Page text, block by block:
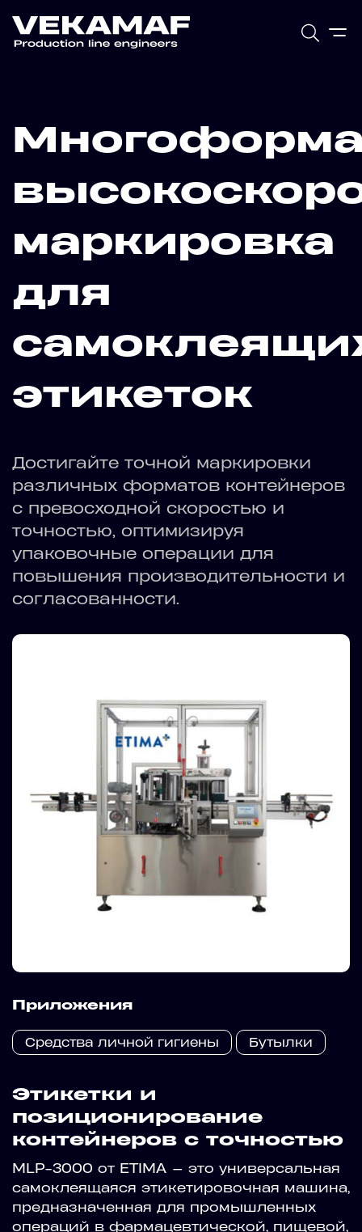
маркировка
для
этикеток
Достигайте точной маркировки
различных форматов контейнеров
с превосходной скоростью и
точностью, оптимизируя
упаковочные операции для
повышения производительности и
согласованности.
Приложения
Средства личной гигиены Бутылки
Этикетки и
позиционирование
контейнеров с точностью
MLP-3000 от ETIMA — это универсальная
самоклеящаяся этикетировочная машина,
предназначенная для промышленных
операций в фармацевтической, пищевой,